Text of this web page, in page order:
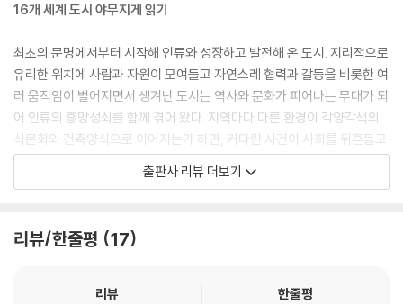
이렇듯 에스파냐 경제의 핵심 축이지만 카탈루냐 지방은 국가에 대한 소속
감이 크지 않아요. 이 지역은 아라곤왕국이라는 중세 국가에 뿌리를 두고
있어요. 반면에 수도 마드리드를 포함한 에스파냐 지역 대부분은 카스티야
왕국에 뿌리를 두고 있죠. 15세기 결혼 동맹을 통해 두 왕국이 합쳐지면서
우리에게 익숙한 지금의 에스파냐로 거듭났답니다. 다시 말해 카탈루냐 지
방은 오랜 기간 독립국가로 존재한 거예요. 카스티야왕국의 역사를 이어받
은 지역과 쓰는 언어도 향유하는 문화도 다르기에, 에스파냐에 소속감이
--- 「GATE 4. 축구 클럽이 전부가 아니야 ─ 에스파냐 바르셀로나」 중에
16개 세계 도시 야무지게 읽기
최초의 문명에서부터 시작해 인류와 성장하고 발전해 온 도시. 지리적으로
유리한 위치에 사람과 자원이 모여들고 자연스레 협력과 갈등을 비롯한 여
러 움직임이 벌어지면서 생겨난 도시는 역사와 문화가 피어나는 무대가 되
어 인류의 흥망성쇠를 함께 겪어 왔다. 지역마다 다른 환경이 각양각색의
식문화와 건축양식으로 이어지는가 하면, 커다란 사건이 사회를 뒤흔들고
고유한 정서를 낳기도 한다. 인간사의 무궁무진한 경우의 수를 보여 주는
듯 세계의 수많은 도시가 모두 저마다의 이야기를 품고 있다.
이다. 고등학교 지리 교사이자 유튜브 채널 ‘지리는 강선생’을 활발히 운영
여행해 온 베테랑 여행가이기도 하다. 좋아하는 애니메이션의 배경이 된
출판사 리뷰 더보기
리뷰/한줄평 17
리뷰 한줄평